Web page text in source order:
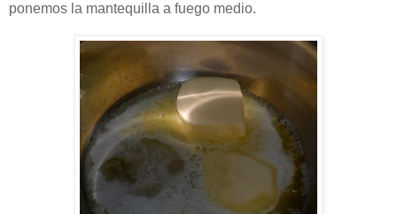
ponemos la mantequilla a fuego medio.